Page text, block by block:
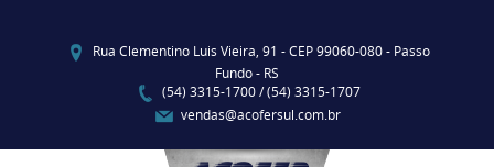
Rua Clementino Luis Vieira, 91 - CEP 99060-080 - Passo
Fundo - RS
(54) 3315-1700 / (54) 3315-1707
vendas@acofersul.com.br